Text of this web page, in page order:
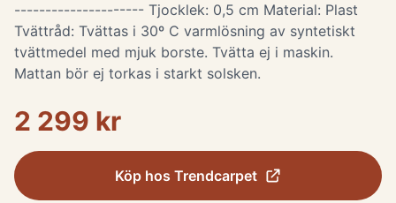
--------------------- Tjocklek: 0,5 cm Material: Plast
Tvättråd: Tvättas i 30º C varmlösning av syntetiskt
tvättmedel med mjuk borste. Tvätta ej i maskin.
Mattan bör ej torkas i starkt solsken.
2 299 kr
Köp hos Trendcarpet